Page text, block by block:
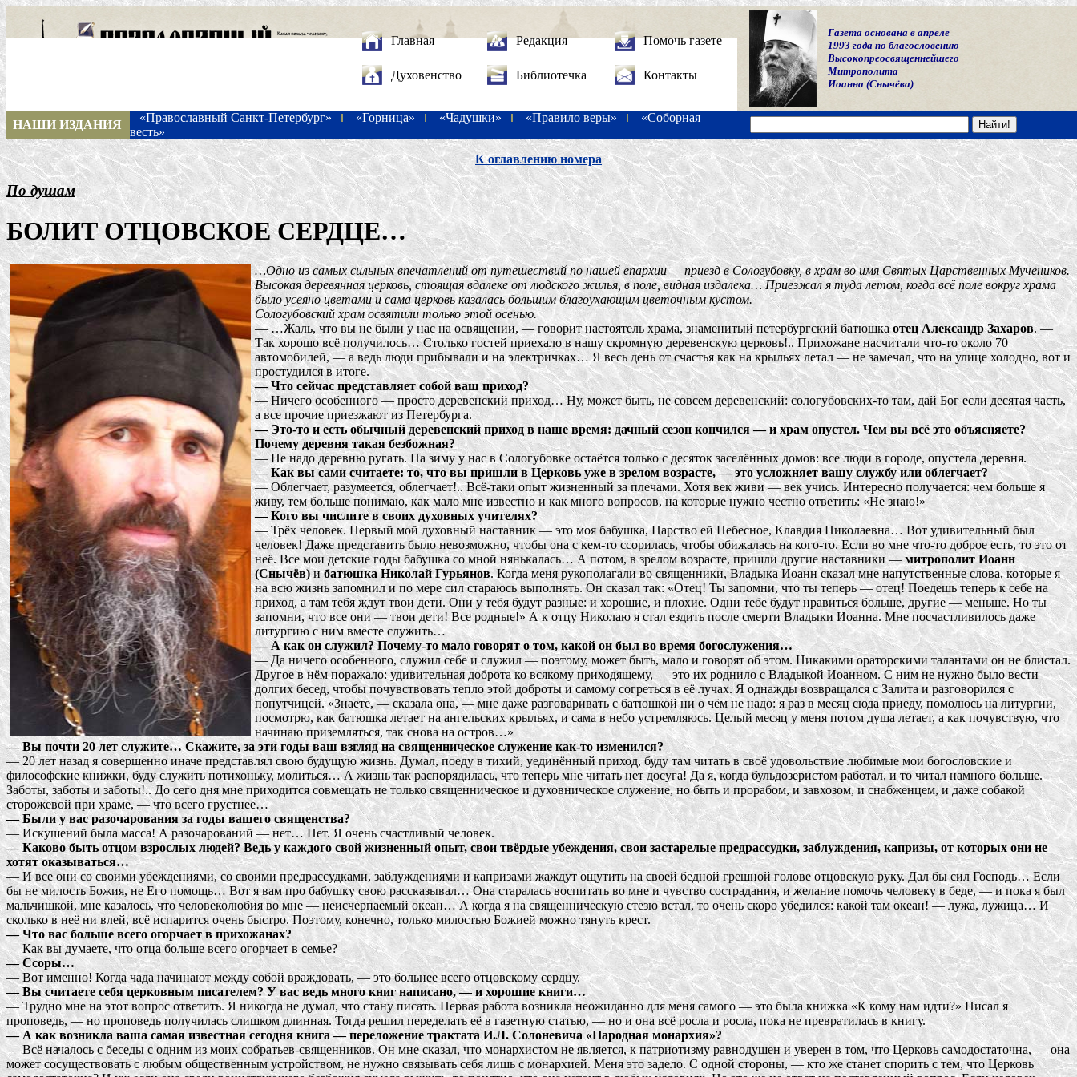
Главная Редакция Помочь газете
Духовенство Библиотечка Контакты
Газета основана в апреле
1993 года по благословению
Высокопреосвященнейшего
Митрополита
Иоанна (Снычёва)
НАШИ ИЗДАНИЯ
«Православный Санкт-Петербург» «Горница» «Чадушки» «Правило веры»
«Соборная
весть»
К оглавлению номера
По душам
БОЛИТ ОТЦОВСКОЕ СЕРДЦЕ…
…Одно из самых сильных впечатлений от путешествий по нашей епархии — приезд в Сологубовку, в храм во имя Святых Царственных Мучеников.
Высокая деревянная церковь, стоящая вдалеке от людского жилья, в поле, видная издалека… Приезжал я туда летом, когда всё поле вокруг храма
было усеяно цветами и сама церковь казалась большим благоухающим цветочным кустом.
Сологубовский храм освятили только этой осенью.
— …Жаль, что вы не были у нас на освящении, — говорит настоятель храма, знаменитый петербургский батюшкаотец Александр Захаров. —
Так хорошо всё получилось… Столько гостей приехало в нашу скромную деревенскую церковь!.. Прихожане насчитали что-то около 70
автомобилей, — а ведь люди прибывали и на электричках… Я весь день от счастья как на крыльях летал — не замечал, что на улице холодно, вот и
простудился в итоге.
— Что сейчас представляет собой ваш приход?
— Ничего особенного — просто деревенский приход… Ну, может быть, не совсем деревенский: сологубовских-то там, дай Бог если десятая часть,
а все прочие приезжают из Петербурга.
— Это-то и есть обычный деревенский приход в наше время: дачный сезон кончился — и храм опустел. Чем вы всё это объясняете?
Почему деревня такая безбожная?
— Не надо деревню ругать. На зиму у нас в Сологубовке остаётся только с десяток заселённых домов: все люди в городе, опустела деревня.
— Как вы сами считаете: то, что вы пришли в Церковь уже в зрелом возрасте, — это усложняет вашу службу или облегчает?
— Облегчает, разумеется, облегчает!.. Всё-таки опыт жизненный за плечами. Хотя век живи — век учись. Интересно получается: чем больше я
живу, тем больше понимаю, как мало мне известно и как много вопросов, на которые нужно честно ответить: «Не знаю!»
— Кого вы числите в своих духовных учителях?
— Трёх человек. Первый мой духовный наставник — это моя бабушка, Царство ей Небесное, Клавдия Николаевна… Вот удивительный был
человек! Даже представить было невозможно, чтобы она с кем-то ссорилась, чтобы обижалась на кого-то. Если во мне что-то доброе есть, то это от
неё. Все мои детские годы бабушка со мной нянькалась… А потом, в зрелом возрасте, пришли другие наставники —митрополит Иоанн
(Снычёв) ибатюшка Николай Гурьянов. Когда меня рукополагали во священники, Владыка Иоанн сказал мне напутственные слова, которые я
на всю жизнь запомнил и по мере сил стараюсь выполнять. Он сказал так: «Отец! Ты запомни, что ты теперь — отец! Поедешь теперь к себе на
приход, а там тебя ждут твои дети. Они у тебя будут разные: и хорошие, и плохие. Одни тебе будут нравиться больше, другие — меньше. Но ты
запомни, что все они — твои дети! Все родные!» А к отцу Николаю я стал ездить после смерти Владыки Иоанна. Мне посчастливилось даже
литургию с ним вместе служить…
— А как он служил? Почему-то мало говорят о том, какой он был во время богослужения…
— Да ничего особенного, служил себе и служил — поэтому, может быть, мало и говорят об этом. Никакими ораторскими талантами он не блистал.
Другое в нём поражало: удивительная доброта ко всякому приходящему, — это их роднило с Владыкой Иоанном. С ним не нужно было вести
долгих бесед, чтобы почувствовать тепло этой доброты и самому согреться в её лучах. Я однажды возвращался с Залита и разговорился с
попутчицей. «Знаете, — сказала она, — мне даже разговаривать с батюшкой ни о чём не надо: я раз в месяц сюда приеду, помолюсь на литургии,
посмотрю, как батюшка летает на ангельских крыльях, и сама в небо устремляюсь. Целый месяц у меня потом душа летает, а как почувствую, что
начинаю приземляться, так снова на остров…»
— Вы почти 20 лет служите… Скажите, за эти годы ваш взгляд на священническое служение как-то изменился?
— 20 лет назад я совершенно иначе представлял свою будущую жизнь. Думал, поеду в тихий, уединённый приход, буду там читать в своё удовольствие любимые мои богословские и
философские книжки, буду служить потихоньку, молиться… А жизнь так распорядилась, что теперь мне читать нет досуга! Да я, когда бульдозеристом работал, и то читал намного больше.
Заботы, заботы и заботы!.. До сего дня мне приходится совмещать не только священническое и духовническое служение, но быть и прорабом, и завхозом, и снабженцем, и даже собакой
сторожевой при храме, — что всего грустнее…
— Были у вас разочарования за годы вашего священства?
— Искушений была масса! А разочарований — нет… Нет. Я очень счастливый человек.
— Каково быть отцом взрослых людей? Ведь у каждого свой жизненный опыт, свои твёрдые убеждения, свои застарелые предрассудки, заблуждения, капризы, от которых они не
хотят оказываться…
— И все они со своими убеждениями, со своими предрассудками, заблуждениями и капризами жаждут ощутить на своей бедной грешной голове отцовскую руку. Дал бы сил Господь… Если
бы не милость Божия, не Его помощь… Вот я вам про бабушку свою рассказывал… Она старалась воспитать во мне и чувство сострадания, и желание помочь человеку в беде, — и пока я был
мальчишкой, мне казалось, что человеколюбия во мне — неисчерпаемый океан… А когда я на священническую стезю встал, то очень скоро убедился: какой там океан! — лужа, лужица… И
сколько в неё ни влей, всё испарится очень быстро. Поэтому, конечно, только милостью Божией можно тянуть крест.
— Что вас больше всего огорчает в прихожанах?
— Как вы думаете, что отца больше всего огорчает в семье?
— Ссоры…
— Вот именно! Когда чада начинают между собой враждовать, — это больнее всего отцовскому сердцу.
— Вы считаете себя церковным писателем? У вас ведь много книг написано, — и хорошие книги…
— Трудно мне на этот вопрос ответить. Я никогда не думал, что стану писать. Первая работа возникла неожиданно для меня самого — это была книжка «К кому нам идти?» Писал я
проповедь, — но проповедь получилась слишком длинная. Тогда решил переделать её в газетную статью, — но и она всё росла и росла, пока не превратилась в книгу.
— А как возникла ваша самая известная сегодня книга — переложение трактата И.Л. Солоневича «Народная монархия»?
— Всё началось с беседы с одним из моих собратьев-священников. Он мне сказал, что монархистом не является, к патриотизму равнодушен и уверен в том, что Церковь самодостаточна, — она
может сосуществовать с любым общественным устройством, не нужно связывать себя лишь с монархией. Меня это задело. С одной стороны, — кто же станет спорить с тем, что Церковь